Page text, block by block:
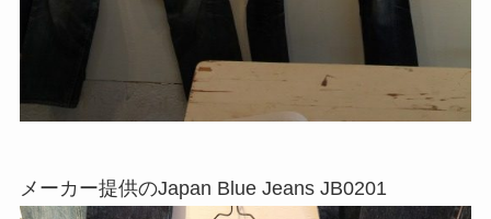
メーカー提供のJapan Blue Jeans JB0201